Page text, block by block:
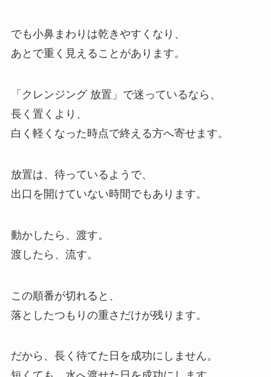
でも小鼻まわりは乾きやすくなり、
あとで重く見えることがあります。
「クレンジング 放置」で迷っているなら、
長く置くより、
白く軽くなった時点で終える方へ寄せます。
放置は、待っているようで、
出口を開けていない時間でもあります。
動かしたら、渡す。
渡したら、流す。
この順番が切れると、
落としたつもりの重さだけが残ります。
だから、長く待てた日を成功にしません。